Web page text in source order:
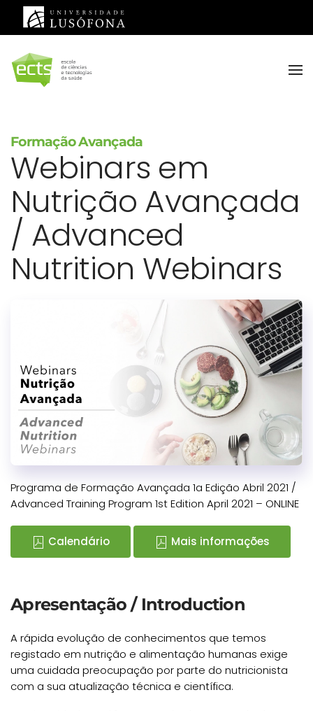
Saltar para o conteúdo principal
Formação Avançada
Webinars em
Nutrição Avançada
/ Advanced
Nutrition Webinars
Programa de Formação Avançada 1a Edição Abril 2021 /
Advanced Training Program 1st Edition April 2021 – ONLINE
Calendário Mais informações
Apresentação / Introduction
A rápida evolução de conhecimentos que temos
registado em nutrição e alimentação humanas exige
uma cuidada preocupação por parte do nutricionista
com a sua atualização técnica e científica.